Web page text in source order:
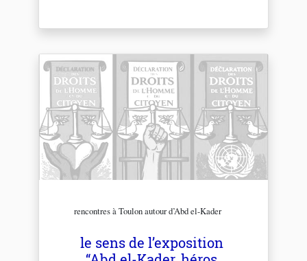
rencontres à Toulon autour d’Abd el-Kader
le sens de l’exposition